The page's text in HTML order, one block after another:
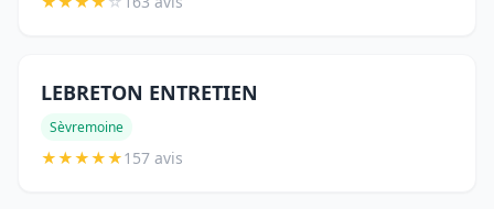
LEBRETON ENTRETIEN
Sèvremoine
★★★★★157 avis